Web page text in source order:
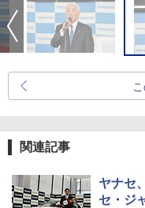
関連記事
ヤナセ
セ・ジ